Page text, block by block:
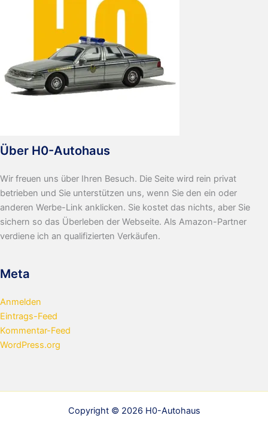
Über H0-Autohaus
Wir freuen uns über Ihren Besuch. Die Seite wird rein privat
betrieben und Sie unterstützen uns, wenn Sie den ein oder
anderen Werbe-Link anklicken. Sie kostet das nichts, aber Sie
sichern so das Überleben der Webseite. Als Amazon-Partner
verdiene ich an qualifizierten Verkäufen.
Meta
Anmelden
Eintrags-Feed
Kommentar-Feed
WordPress.org
Copyright © 2026 H0-Autohaus